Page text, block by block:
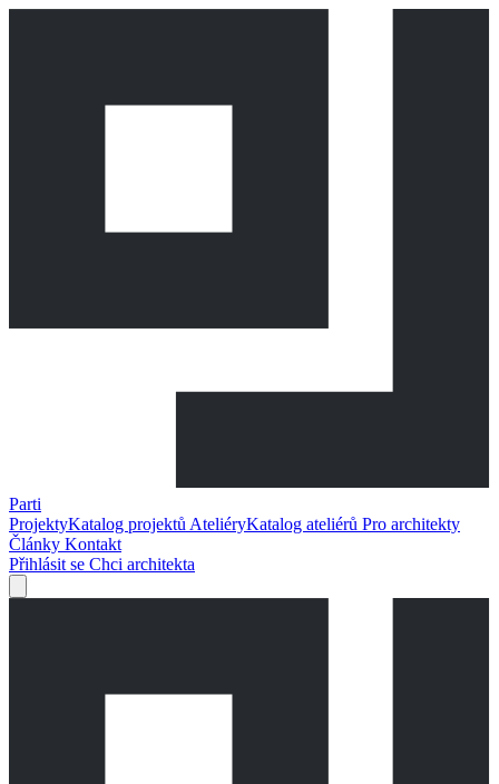
Parti
ProjektyKatalog projektů AteliéryKatalog ateliérů Pro architekty
Články Kontakt
Přihlásit se Chci architekta